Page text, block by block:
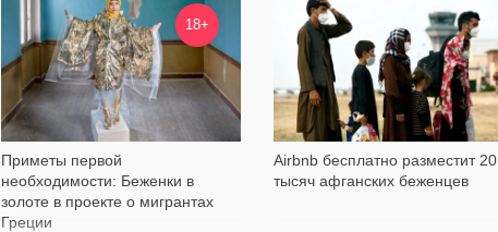
18+
Приметы первой
необходимости: Беженки в
золоте в проекте о мигрантах
Греции
7 317
Airbnb бесплатно разместит 20
тысяч афганских беженцев
119